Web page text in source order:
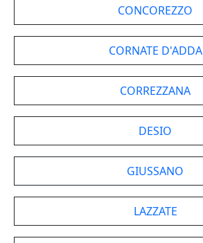
CONCOREZZO
CORNATE D'ADDA
CORREZZANA
DESIO
GIUSSANO
LAZZATE